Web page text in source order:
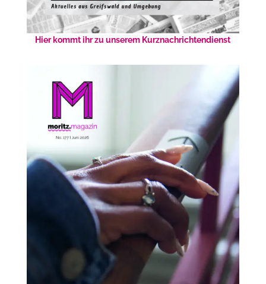
Hier kommt ihr zu unserem Kurznachrichtendienst